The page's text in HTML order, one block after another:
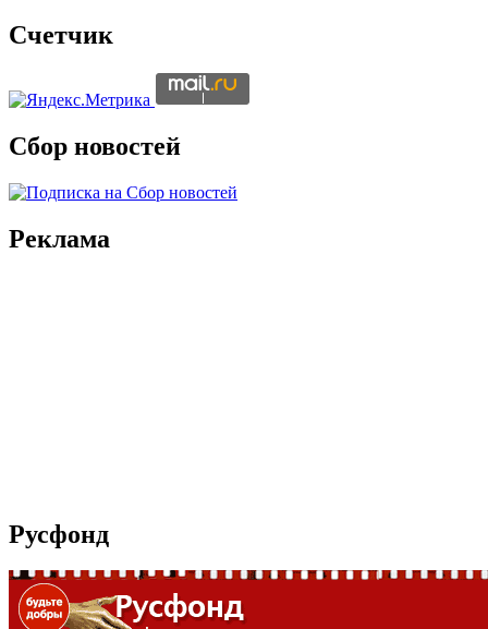
Счетчик
Сбор новостей
Реклама
Русфонд